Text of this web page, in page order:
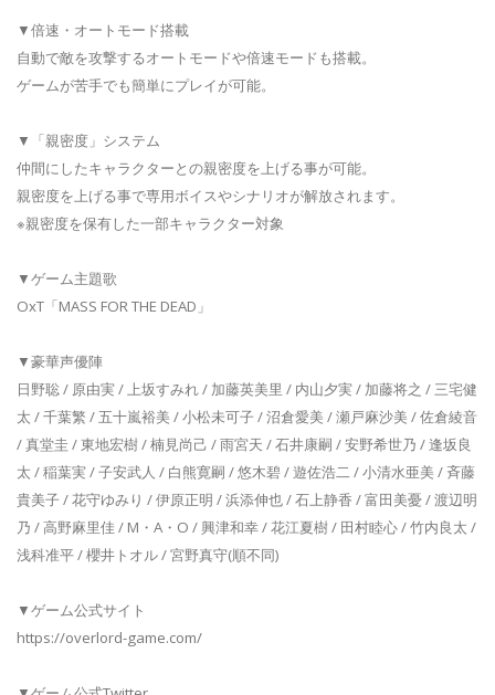
▼倍速・オートモード搭載
自動で敵を攻撃するオートモードや倍速モードも搭載。
ゲームが苦手でも簡単にプレイが可能。
▼「親密度」システム
仲間にしたキャラクターとの親密度を上げる事が可能。
親密度を上げる事で専用ボイスやシナリオが解放されます。
※親密度を保有した一部キャラクター対象
▼ゲーム主題歌
OxT「MASS FOR THE DEAD」
▼豪華声優陣
日野聡 / 原由実 / 上坂すみれ / 加藤英美里 / 内山夕実 / 加藤将之 / 三宅健
太 / 千葉繁 / 五十嵐裕美 / 小松未可子 / 沼倉愛美 / 瀬戸麻沙美 / 佐倉綾音
/ 真堂圭 / 東地宏樹 / 楠見尚己 / 雨宮天 / 石井康嗣 / 安野希世乃 / 逢坂良
太 / 稲葉実 / 子安武人 / 白熊寛嗣 / 悠木碧 / 遊佐浩二 / 小清水亜美 / 斉藤
貴美子 / 花守ゆみり / 伊原正明 / 浜添伸也 / 石上静香 / 富田美憂 / 渡辺明
乃 / 高野麻里佳 / M・A・O / 興津和幸 / 花江夏樹 / 田村睦心 / 竹内良太 /
浅科准平 / 櫻井トオル / 宮野真守(順不同)
▼ゲーム公式サイト
https://overlord-game.com/